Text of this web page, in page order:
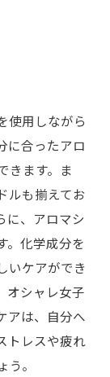
使用しながら
に合ったアロ
きます。ま
ルも揃えてお
に、アロマシ
。化学成分を
いケアができ
オシャレ女子
アは、自分へ
トレスや疲れ
。